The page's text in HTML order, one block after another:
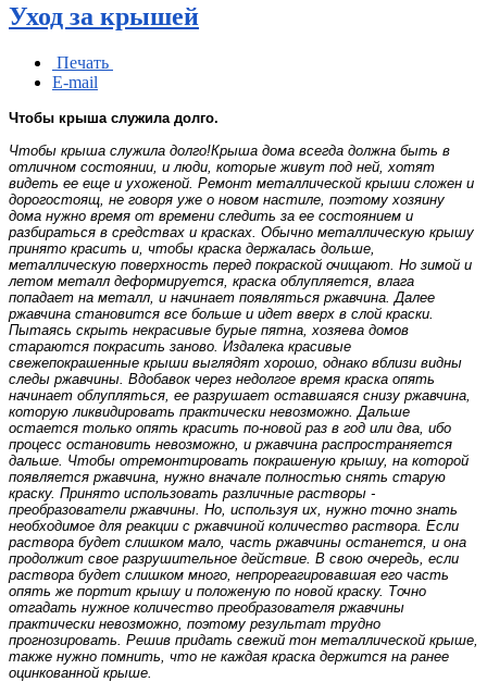
Уход за крышей
Печать
E-mail
Чтобы крыша служила долго.
Чтобы крыша служила долго!Крыша дома всегда должна быть в
отличном состоянии, и люди, которые живут под ней, хотят
видеть ее еще и ухоженой. Ремонт металлической крыши сложен и
дорогостоящ, не говоря уже о новом настиле, поэтому хозяину
дома нужно время от времени следить за ее состоянием и
разбираться в средствах и красках. Обычно металлическую крышу
принято красить и, чтобы краска держалась дольше,
металлическую поверхность перед покраской очищают. Но зимой и
летом металл деформируется, краска облупляется, влага
попадает на металл, и начинает появляться ржавчина. Далее
ржавчина становится все больше и идет вверх в слой краски.
Пытаясь скрыть некрасивые бурые пятна, хозяева домов
стараются покрасить заново. Издалека красивые
свежепокрашенные крыши выглядят хорошо, однако вблизи видны
следы ржавчины. Вдобавок через недолгое время краска опять
начинает облупляться, ее разрушает оставшаяся снизу ржавчина,
которую ликвидировать практически невозможно. Дальше
остается только опять красить по-новой раз в год или два, ибо
процесс остановить невозможно, и ржавчина распространяется
дальше. Чтобы отремонтировать покрашеную крышу, на которой
появляется ржавчина, нужно вначале полностью снять старую
краску. Принято использовать различные растворы -
преобразователи ржавчины. Но, используя их, нужно точно знать
необходимое для реакции с ржавчиной количество раствора. Если
раствора будет слишком мало, часть ржавчины останется, и она
продолжит свое разрушительное действие. В свою очередь, если
раствора будет слишком много, непрореагировавшая его часть
опять же портит крышу и положеную по новой краску. Точно
отгадать нужное количество преобразователя ржавчины
практически невозможно, поэтому результат трудно
прогнозировать. Решив придать свежий тон металлической крыше,
также нужно помнить, что не каждая краска держится на ранее
оцинкованной крыше.